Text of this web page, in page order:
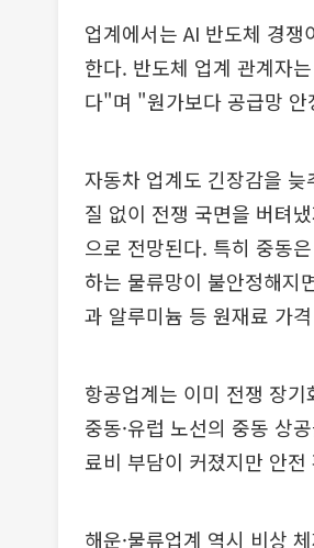
업계에서는 AI 반도체 경
한다. 반도체 업계 관계자
다"며 "원가보다 공급망
자동차 업계도 긴장감을
질 없이 전쟁 국면을 버텨
으로 전망된다. 특히 중동
하는 물류망이 불안정해지
과 알루미늄 등 원재료 가
항공업계는 이미 전쟁 장
중동·유럽 노선의 중동 상
료비 부담이 커졌지만 안
해운·물류업계 역시 비상